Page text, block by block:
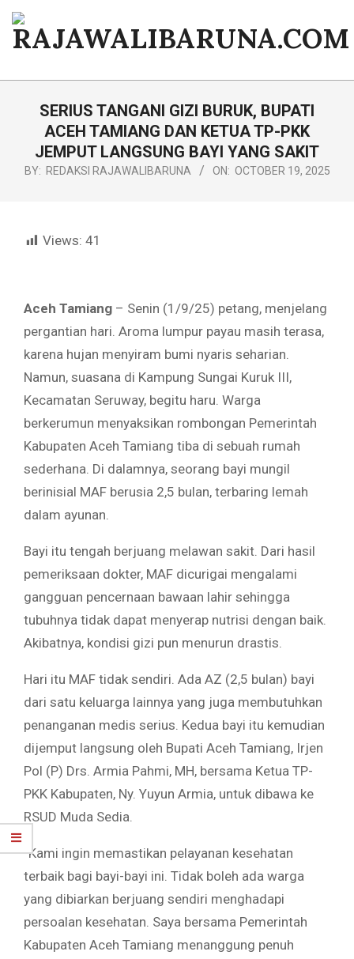
Skip
content
Primary
SERIUS TANGANI GIZI BURUK, BUPATI
ACEH TAMIANG DAN KETUA TP-PKK
JEMPUT LANGSUNG BAYI YANG SAKIT
BY: REDAKSI RAJAWALIBARUNA ON: OCTOBER 19, 2025
Views: 41
Aceh Tamiang – Senin (1/9/25) petang, menjelang
pergantian hari. Aroma lumpur payau masih terasa,
karena hujan menyiram bumi nyaris seharian.
Namun, suasana di Kampung Sungai Kuruk III,
Kecamatan Seruway, begitu haru. Warga
berkerumun menyaksikan rombongan Pemerintah
Kabupaten Aceh Tamiang tiba di sebuah rumah
sederhana. Di dalamnya, seorang bayi mungil
berinisial MAF berusia 2,5 bulan, terbaring lemah
dalam ayunan.
Bayi itu tengah berjuang melawan sakit. Dari hasil
pemeriksaan dokter, MAF dicurigai mengalami
gangguan pencernaan bawaan lahir sehingga
tubuhnya tidak dapat menyerap nutrisi dengan baik.
Akibatnya, kondisi gizi pun menurun drastis.
Hari itu MAF tidak sendiri. Ada AZ (2,5 bulan) bayi
dari satu keluarga lainnya yang juga membutuhkan
penanganan medis serius. Kedua bayi itu kemudian
dijemput langsung oleh Bupati Aceh Tamiang, Irjen
Pol (P) Drs. Armia Pahmi, MH, bersama Ketua TP-
PKK Kabupaten, Ny. Yuyun Armia, untuk dibawa ke
RSUD Muda Sedia.
“Kami ingin memastikan pelayanan kesehatan
terbaik bagi bayi-bayi ini. Tidak boleh ada warga
yang dibiarkan berjuang sendiri menghadapi
persoalan kesehatan. Saya bersama Pemerintah
Kabupaten Aceh Tamiang menanggung penuh